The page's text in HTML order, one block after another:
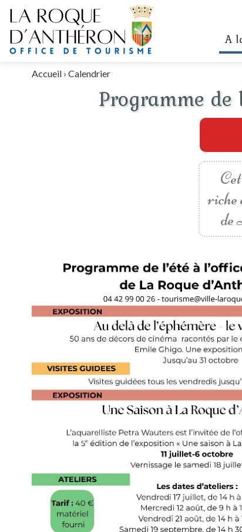
A
Accueil› Calendrier
Programme
riche
de